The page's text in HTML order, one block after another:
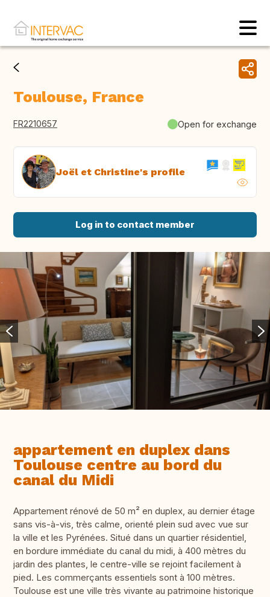
Toulouse, France
FR2210657 Open for exchange
Joël et Christine's profile
Log in to contact member
appartement en duplex dans
Toulouse centre au bord du
canal du Midi
Appartement rénové de 50 m² en duplex, au dernier étage
sans vis-à-vis, très calme, orienté plein sud avec vue sur
la ville et les Pyrénées. Situé dans un quartier résidentiel,
en bordure immédiate du canal du midi, à 400 mètres du
jardin des plantes, le centre-ville se rejoint facilement à
pied. Les commerçants essentiels sont à 100 mètres.
Toulouse est une ville très vivante au patrimoine historique